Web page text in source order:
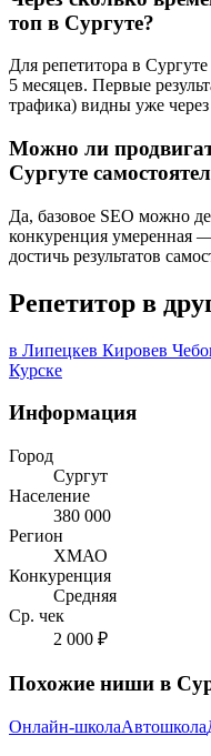
топ в Сургуте?
Для репетитора в
5 месяцев. Первые
трафика) видны уже
Можно ли
Сургуте
Да, базовое SEO можно
конкуренция умеренная
достичь результатов
Репетитор в
в Липецкев Кировев
Курске
Информация
Город
Сургут
Население
380 000
Регион
ХМАО
Конкуренция
Средняя
Ср. чек
2 000 ₽
Похожие ниши в
Онлайн-школаАвтошкола